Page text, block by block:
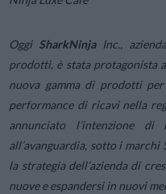
Oggi SharkNinjaInc.,
prodotti, è stata protagonista
nuova gamma di prodotti
performance di ricavi nella
annunciato l’intenzione
all’avanguardia, sotto i marchi
la strategia dell’azienda di
nuove e espandersi in nuovi